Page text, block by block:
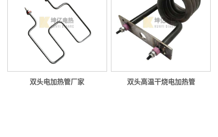
双头电加热管厂家 双头高温干烧电加热管